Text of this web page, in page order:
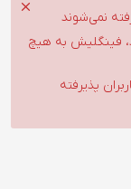
نمی‌شوند
فینگلیش به هیچ
پذیرفته